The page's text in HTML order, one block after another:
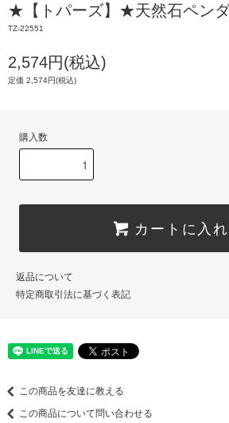
★【トパーズ】★天然石ペン
TZ-22551
2,574円(税込)
定価 2,574円(税込)
購入数
カートに入
返品について
特定商取引法に基づく表記
この商品を友達に教える
この商品について問い合わせる